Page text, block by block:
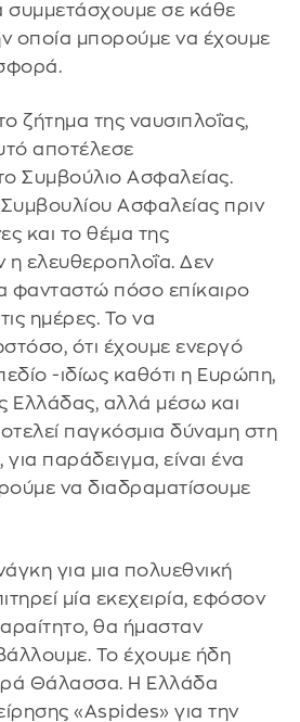
συμμετάσχουμε σε κάθε
οποία μπορούμε να έχουμε
ζήτημα της ναυσιπλοΐας,
αποτέλεσε
Συμβούλιο Ασφαλείας.
Ασφαλείας πριν
και το θέμα της
η ελευθεροπλοΐα. Δεν
φανταστώ πόσο επίκαιρο
ημέρες. Το να
ότι έχουμε ενεργό
-ιδίως καθότι η Ευρώπη,
Ελλάδας, αλλά μέσω και
παγκόσμια δύναμη στη
παράδειγμα, είναι ένα
να διαδραματίσουμε
για μια πολυεθνική
μία εκεχειρία, εφόσον
θα ήμασταν
Το έχουμε ήδη
Θάλασσα. Η Ελλάδα
«Aspides» για την